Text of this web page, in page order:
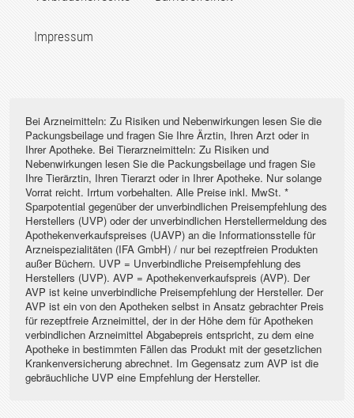
Impressum
Bei Arzneimitteln: Zu Risiken und Nebenwirkungen lesen Sie die
Packungsbeilage und fragen Sie Ihre Ärztin, Ihren Arzt oder in
Ihrer Apotheke. Bei Tierarzneimitteln: Zu Risiken und
Nebenwirkungen lesen Sie die Packungsbeilage und fragen Sie
Ihre Tierärztin, Ihren Tierarzt oder in Ihrer Apotheke. Nur solange
Vorrat reicht. Irrtum vorbehalten. Alle Preise inkl. MwSt. *
Sparpotential gegenüber der unverbindlichen Preisempfehlung des
Herstellers (UVP) oder der unverbindlichen Herstellermeldung des
Apothekenverkaufspreises (UAVP) an die Informationsstelle für
Arzneispezialitäten (IFA GmbH) / nur bei rezeptfreien Produkten
außer Büchern. UVP = Unverbindliche Preisempfehlung des
Herstellers (UVP). AVP = Apothekenverkaufspreis (AVP). Der
AVP ist keine unverbindliche Preisempfehlung der Hersteller. Der
AVP ist ein von den Apotheken selbst in Ansatz gebrachter Preis
für rezeptfreie Arzneimittel, der in der Höhe dem für Apotheken
verbindlichen Arzneimittel Abgabepreis entspricht, zu dem eine
Apotheke in bestimmten Fällen das Produkt mit der gesetzlichen
Krankenversicherung abrechnet. Im Gegensatz zum AVP ist die
gebräuchliche UVP eine Empfehlung der Hersteller.